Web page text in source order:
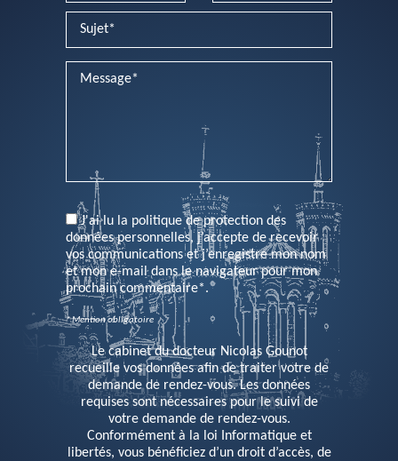
PLEASE LEAVE THIS FIELD EMPTY.
J'ai lu la politique de protection des
données personnelles, j’accepte de recevoir
vos communications et j’enregistre mon nom
et mon e-mail dans le navigateur pour mon
prochain commentaire*.
* Mention obligatoire
Le cabinet du docteur Nicolas Gounot
recueille vos données afin de traiter votre de
demande de rendez-vous. Les données
requises sont nécessaires pour le suivi de
votre demande de rendez-vous.
Conformément à la loi Informatique et
libertés, vous bénéficiez d’un droit d’accès, de